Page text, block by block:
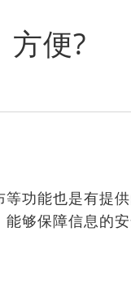
方便?
功能也是有提供
够保障信息的安